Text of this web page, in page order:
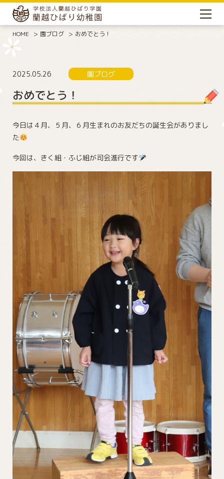
HOME 園ブログ おめでとう！
2025.05.26 園ブログ
おめでとう！
今日は４月、５月、６月生まれのお友だちの誕生会がありまし
た
今回は、きく組・ふじ組が司会進行です